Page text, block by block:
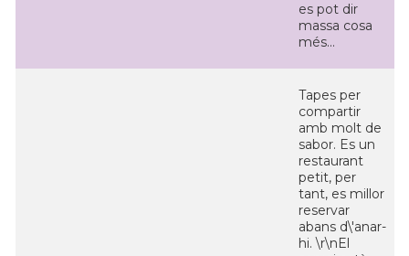
es pot dir
massa cosa
més...
Tapes per
compartir
amb molt de
sabor. Es un
restaurant
petit, per
tant, es millor
reservar
abans d\'anar-
hi. \r\nEl